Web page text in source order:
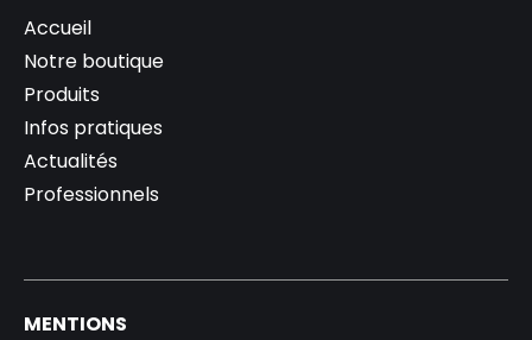
Accueil
Notre boutique
Produits
Infos pratiques
Actualités
Professionnels
MENTIONS